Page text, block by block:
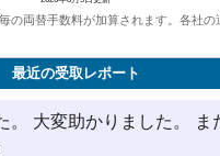
の両替手数料が加算されます。各社の
最近の受取レポート
。 大変助かりました。 ま